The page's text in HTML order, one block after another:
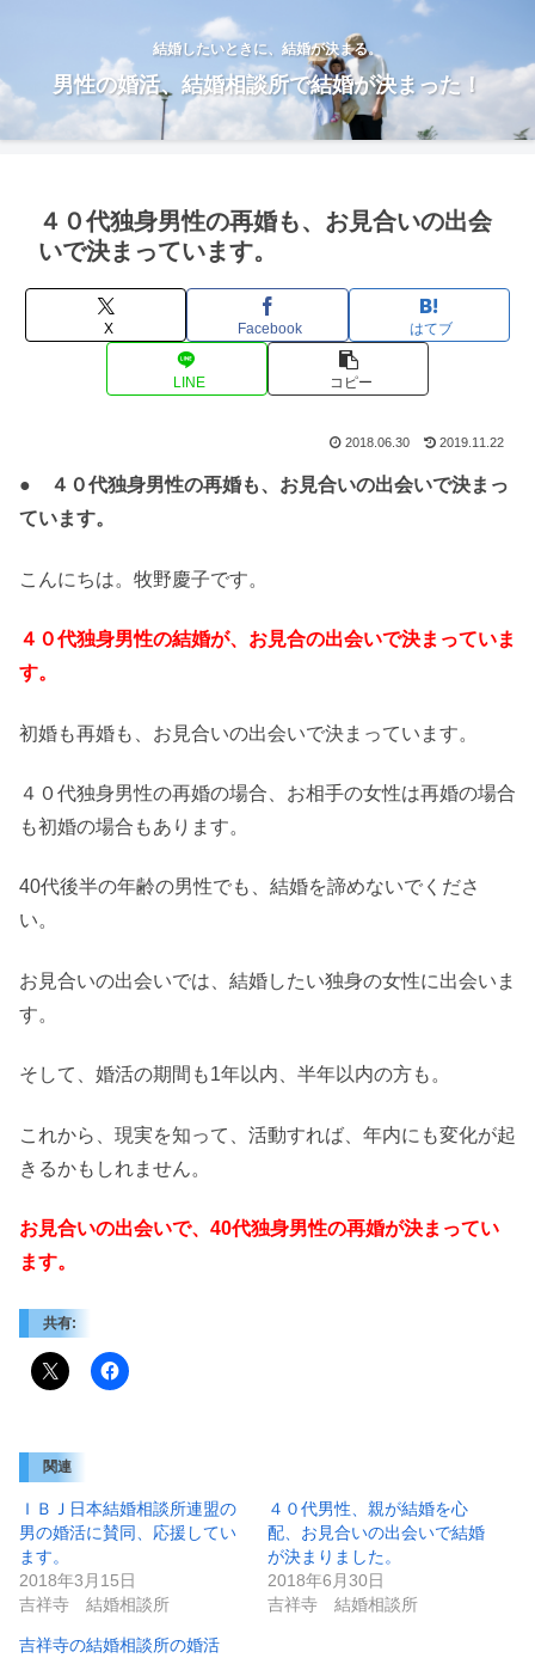
結婚したいときに、結婚が決まる。
男性の婚活、結婚相談所で結婚が決まった！
４０代独身男性の再婚も、お見合いの出会
いで決まっています。
X Facebook はてブ
LINE コピー
2018.06.30 2019.11.22
● ４０代独身男性の再婚も、お見合いの出会いで決まっ
ています。
こんにちは。牧野慶子です。
４０代独身男性の結婚が、お見合の出会いで決まっていま
す。
初婚も再婚も、お見合いの出会いで決まっています。
４０代独身男性の再婚の場合、お相手の女性は再婚の場合
も初婚の場合もあります。
40代後半の年齢の男性でも、結婚を諦めないでくださ
い。
お見合いの出会いでは、結婚したい独身の女性に出会いま
す。
そして、婚活の期間も1年以内、半年以内の方も。
これから、現実を知って、活動すれば、年内にも変化が起
きるかもしれません。
お見合いの出会いで、40代独身男性の再婚が決まってい
ます。
共有:
関連
ＩＢＪ日本結婚相談所連盟の
男の婚活に賛同、応援してい
ます。
2018年3月15日
吉祥寺 結婚相談所
４０代男性、親が結婚を心
配、お見合いの出会いで結婚
が決まりました。
2018年6月30日
吉祥寺 結婚相談所
吉祥寺の結婚相談所の婚活